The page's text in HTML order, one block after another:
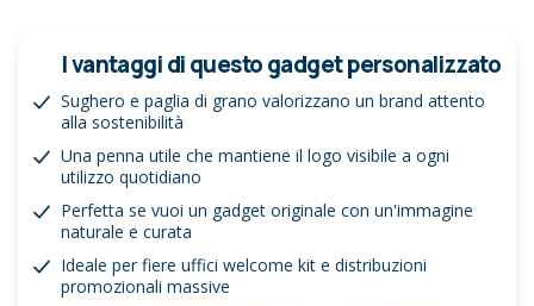
I vantaggi di questo gadget personalizzato
Sughero e paglia di grano valorizzano un brand attento
alla sostenibilità
Una penna utile che mantiene il logo visibile a ogni
utilizzo quotidiano
Perfetta se vuoi un gadget originale con un'immagine
naturale e curata
Ideale per fiere uffici welcome kit e distribuzioni
promozionali massive